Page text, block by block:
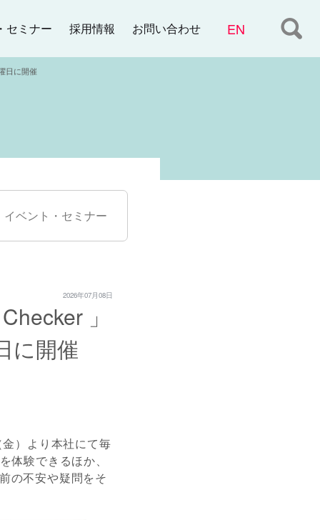
セミナー 採用情報 お問い合わせ
日に開催
イベント・セミナー
2026年07月08日
」
に開催
）より本社にて毎
験できるほか、
の不安や疑問をそ